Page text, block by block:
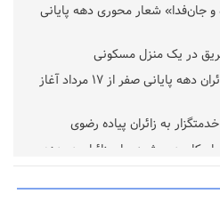
و جان‌فدا» شعار محوری دهه پایانی
در یک منزل مسکونی
فروش بلیت رفت و برگشت زائران دهه پایانی صفر از ۱۷ مرداد آغاز
در مشهد برای زائران در دهه